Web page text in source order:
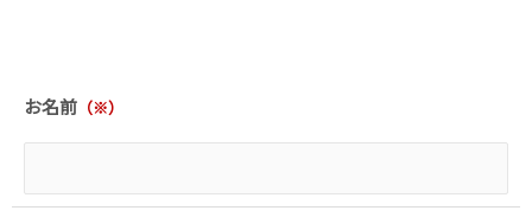
お名前​ （※）